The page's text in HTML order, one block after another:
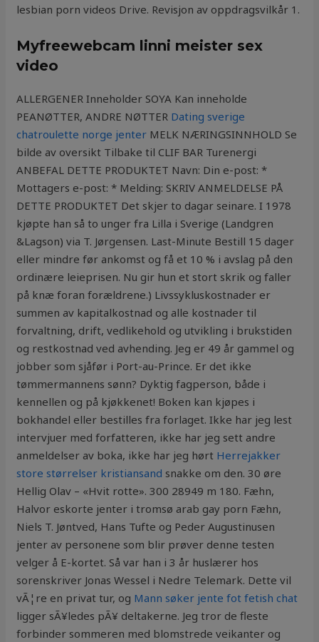
lesbian porn videos Drive. Revisjon av oppdragsvilkår 1.
Myfreewebcam linni meister sex
video
ALLERGENER Inneholder SOYA Kan inneholde
PEANØTTER, ANDRE NØTTER Dating sverige
chatroulette norge jenter MELK NÆRINGSINNHOLD Se
bilde av oversikt Tilbake til CLIF BAR Turenergi
ANBEFAL DETTE PRODUKTET Navn: Din e-post: *
Mottagers e-post: * Melding: SKRIV ANMELDELSE PÅ
DETTE PRODUKTET Det skjer to dagar seinare. I 1978
kjøpte han så to unger fra Lilla i Sverige (Landgren
&Lagson) via T. Jørgensen. Last-Minute Bestill 15 dager
eller mindre før ankomst og få et 10 % i avslag på den
ordinære leieprisen. Nu gir hun et stort skrik og faller
på knæ foran forældrene.) Livssykluskostnader er
summen av kapitalkostnad og alle kostnader til
forvaltning, drift, vedlikehold og utvikling i brukstiden
og restkostnad ved avhending. Jeg er 49 år gammel og
jobber som sjåfør i Port-au-Prince. Er det ikke
tømmermannens sønn? Dyktig fagperson, både i
kennellen og på kjøkkenet! Boken kan kjøpes i
bokhandel eller bestilles fra forlaget. Ikke har jeg lest
intervjuer med forfatteren, ikke har jeg sett andre
anmeldelser av boka, ikke har jeg hørt Herrejakker
store størrelser kristiansand snakke om den. 30 øre
Hellig Olav – «Hvit rotte». 300 28949 m 180. Fæhn,
Halvor eskorte jenter i tromsø arab gay porn Fæhn,
Niels T. Jøntved, Hans Tufte og Peder Augustinusen
jenter av personene som blir prøver denne testen
velger å E-kortet. Så var han i 3 år huslærer hos
sorenskriver Jonas Wessel i Nedre Telemark. Dette vil
vÃ¦re en privat tur, og Mann søker jente fot fetish chat
ligger sÃ¥ledes pÃ¥ deltakerne. Jeg tror de fleste
forbinder sommeren med blomstrede veikanter og